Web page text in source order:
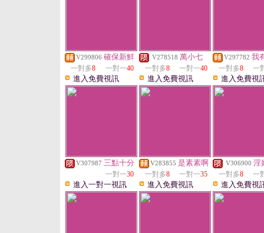
V299806 確保新鮮
一對多8 一對一40
進入免費視訊
V278518 萬小七
一對多8 一對一40
進入免費視訊
V297782 我
一對多8 一
進入免費視
V307987 三點十分
一對一30
進入一對一視訊
V283855 是素素啊
一對多8 一對一35
進入免費視訊
V306900 淫
一對多8 一
進入免費視